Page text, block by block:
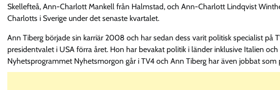
Skellefteå, Ann-Charlott Mankell från Halmstad, och Ann-Charlott Lindqvist
Charlotts i Sverige under det senaste kvartalet.
Ann Tiberg började sin karriär 2008 och har sedan dess varit politisk specialist på
presidentvalet i USA förra året. Hon har bevakat politik i länder inklusive Italien
Nyhetsprogrammet Nyhetsmorgon går i TV4 och Ann Tiberg har även jobbat som